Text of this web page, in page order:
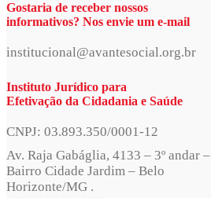
Gostaria de receber nossos
informativos? Nos envie um e-mail
institucional@avantesocial.org.br
Instituto Jurídico para
Efetivação da Cidadania e Saúde
CNPJ: 03.893.350/0001-12
Av. Raja Gabáglia, 4133 – 3º andar –
Bairro Cidade Jardim – Belo
Horizonte/MG .